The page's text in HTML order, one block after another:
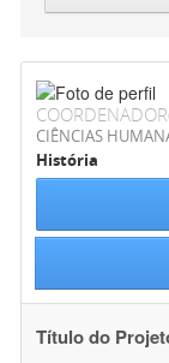
CIÊNCIAS
História
Título do